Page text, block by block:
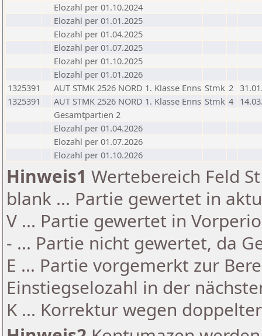
Elozahl per 01.10.2024
Elozahl per 01.01.2025
Elozahl per 01.04.2025
Elozahl per 01.07.2025
Elozahl per 01.10.2025
Elozahl per 01.01.2026
1325391
AUT STMK 2526 NORD 1. Klasse Enns Stmk 2
1325391
AUT STMK 2526 NORD 1. Klasse Enns Stmk 4
Gesamtpartien 2
Elozahl per 01.04.2026
Elozahl per 01.07.2026
Elozahl per 01.10.2026
Hinweis1 Wertebereich Feld
blank ... Partie gewertet in
V ... Partie gewertet in
- ... Partie nicht gewertet, da
E ... Partie vorgemerkt zur
Einstiegselozahl in der
K ... Korrektur wegen